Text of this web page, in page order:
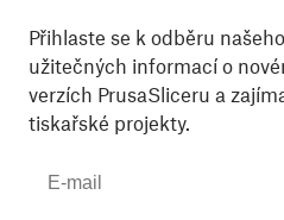
Přihlaste se k odběru našeho
užitečných informací o
verzích PrusaSliceru a
tiskařské projekty.